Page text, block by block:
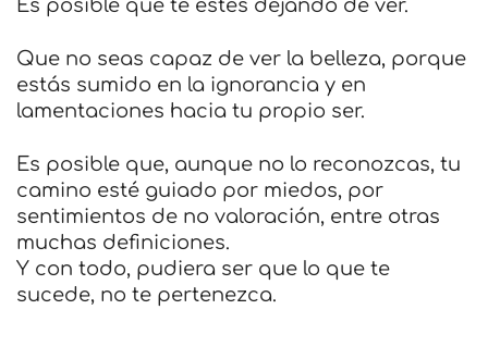
Es posible que te estés dejando de ver.
Que no seas capaz de ver la belleza, porque
estás sumido en la ignorancia y en
lamentaciones hacia tu propio ser.
Es posible que, aunque no lo reconozcas, tu
camino esté guiado por miedos, por
sentimientos de no valoración, entre otras
muchas definiciones.
Y con todo, pudiera ser que lo que te
sucede, no te pertenezca.